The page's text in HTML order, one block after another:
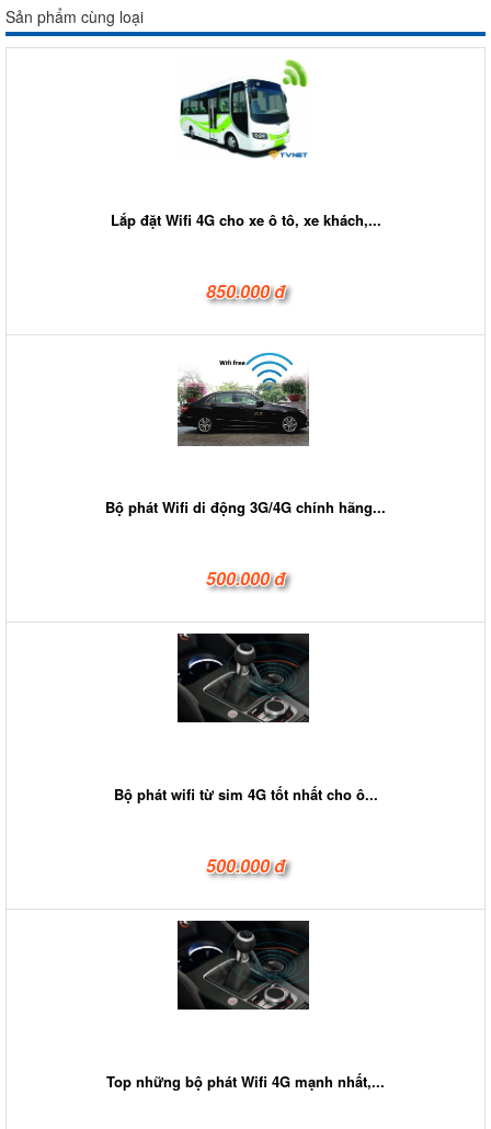
Sản phẩm cùng loại
Lắp đặt Wifi 4G cho xe ô tô, xe khách,...
850.000 đ
Bộ phát Wifi di động 3G/4G chính hãng...
500.000 đ
Bộ phát wifi từ sim 4G tốt nhất cho ô...
500.000 đ
Top những bộ phát Wifi 4G mạnh nhất,...